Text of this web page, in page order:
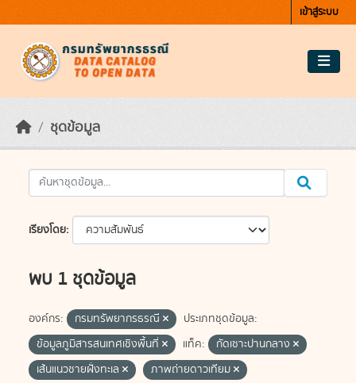
เข้าสู่ระบบ
ชุดข้อมูล
เรียงโดย
พบ 1 ชุดข้อมูล
องค์กร: กรมทรัพยากรธรณี
ประเภทชุดข้อมูล:
ข้อมูลภูมิสารสนเทศเชิงพื้นที่
แท็ค:
กัดเซาะปานกลาง
เส้นแนวชายฝั่งทะเล
ภาพถ่ายดาวเทียม